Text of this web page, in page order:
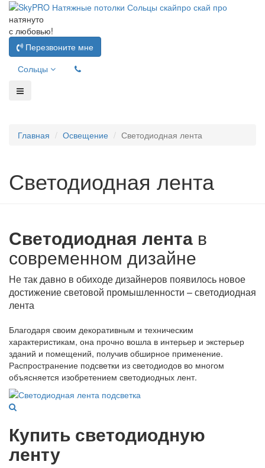
натянуто
с любовью!
Перезвоните мне
Сольцы
Главная Освещение Светодиодная лента
Светодиодная лента
Светодиодная лента в
современном дизайне
Не так давно в обиходе дизайнеров появилось новое
достижение световой промышленности – светодиодная
лента
Благодаря своим декоративным и техническим
характеристикам, она прочно вошла в интерьер и экстерьер
зданий и помещений, получив обширное применение.
Распространение подсветки из светодиодов во многом
объясняется изобретением светодиодных лент.
Купить светодиодную
ленту